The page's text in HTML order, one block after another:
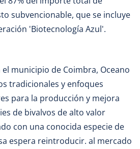
subvencionable, que se incluye
'Biotecnología Azul'.
el municipio de Coimbra, Oceano
tradicionales y enfoques
para la producción y mejora
de bivalvos de alto valor
con una conocida especie de
espera reintroducir. al mercado